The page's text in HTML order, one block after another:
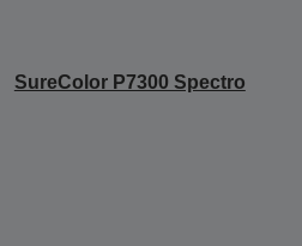
SureColor P7300 Spectro